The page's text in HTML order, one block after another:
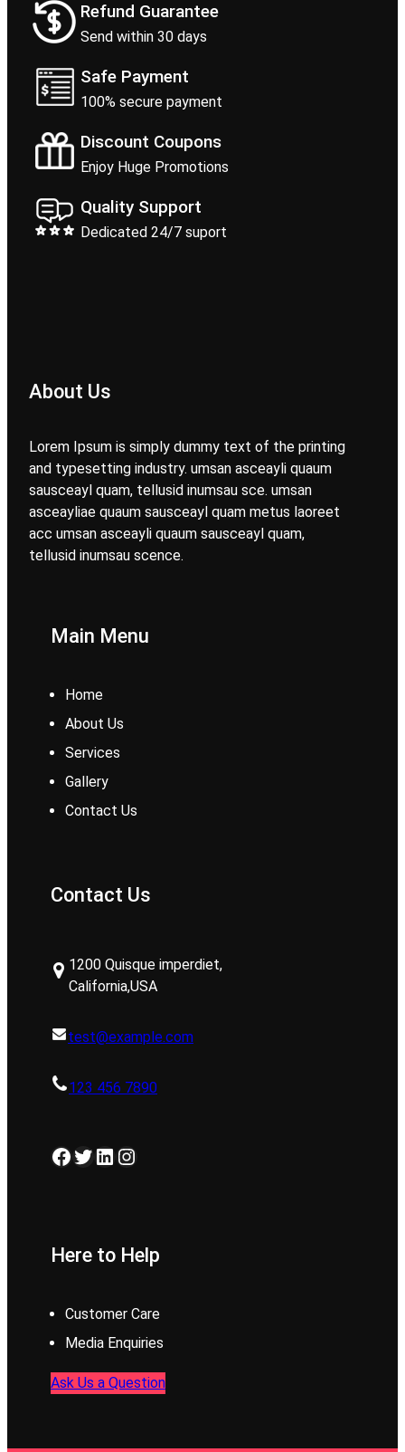
Refund Guarantee
Send within 30 days
Safe Payment
100% secure payment
Discount Coupons
Enjoy Huge Promotions
Quality Support
Dedicated 24/7 suport
About Us
Lorem Ipsum is simply dummy text of the printing
and typesetting industry. umsan asceayli quaum
sausceayl quam, tellusid inumsau sce. umsan
asceayliae quaum sausceayl quam metus laoreet
acc umsan asceayli quaum sausceayl quam,
tellusid inumsau scence.
Main Menu
Home
About Us
Services
Gallery
Contact Us
Contact Us
1200 Quisque imperdiet,
California,USA
test@example.com
123 456 7890
Facebook Twitter LinkedIn Instagram
Here to Help
Customer Care
Media Enquiries
Ask Us a Question